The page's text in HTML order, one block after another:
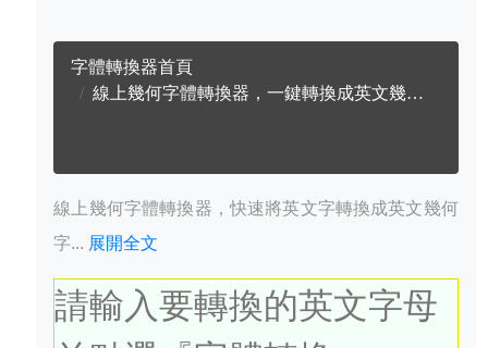
字體轉換器首頁
線上幾何字體轉換器，一鍵轉換成英文幾何字體
線上幾何字體轉換器，快速將英文字轉換成英文幾何
字... 展開全文